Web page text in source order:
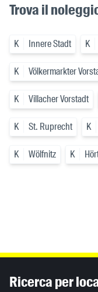
Trova il
K Innere Stadt K
K Völkermarkter
K Villacher Vorstadt
K St. Ruprecht K
K Wölfnitz K
Ricerca per